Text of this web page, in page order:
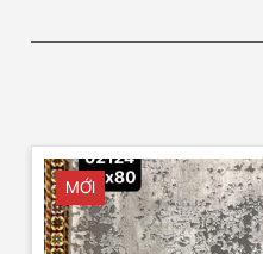
MỚI